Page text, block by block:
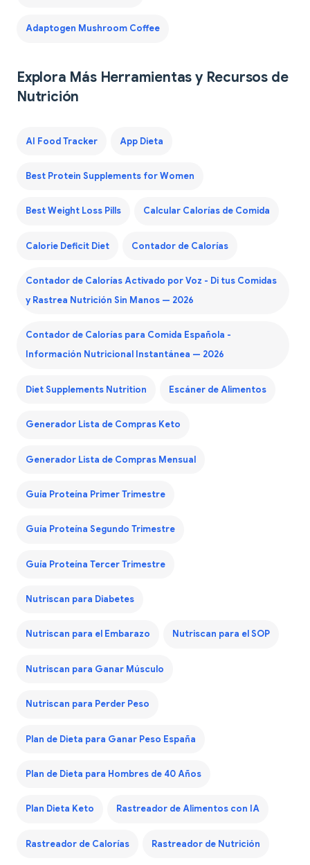
Adaptogen Mushroom Coffee
Explora Más Herramientas y Recursos de
Nutrición
AI Food Tracker App Dieta
Best Protein Supplements for Women
Best Weight Loss Pills Calcular Calorías de Comida
Calorie Deficit Diet Contador de Calorías
Contador de Calorías Activado por Voz - Di tus Comidas
y Rastrea Nutrición Sin Manos — 2026
Contador de Calorías para Comida Española -
Información Nutricional Instantánea — 2026
Diet Supplements Nutrition Escáner de Alimentos
Generador Lista de Compras Keto
Generador Lista de Compras Mensual
Guía Proteína Primer Trimestre
Guía Proteína Segundo Trimestre
Guía Proteína Tercer Trimestre
Nutriscan para Diabetes
Nutriscan para el Embarazo Nutriscan para el SOP
Nutriscan para Ganar Músculo
Nutriscan para Perder Peso
Plan de Dieta para Ganar Peso España
Plan de Dieta para Hombres de 40 Años
Plan Dieta Keto Rastreador de Alimentos con IA
Rastreador de Calorías Rastreador de Nutrición